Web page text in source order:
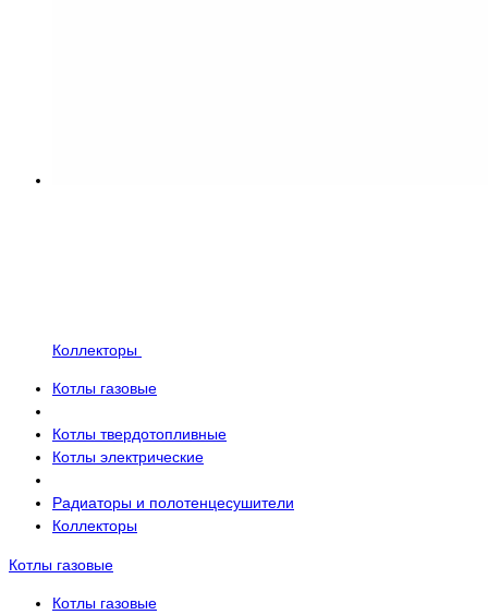
Коллекторы
Котлы газовые
Котлы твердотопливные
Котлы электрические
Радиаторы и полотенцесушители
Коллекторы
Котлы газовые
Котлы газовые